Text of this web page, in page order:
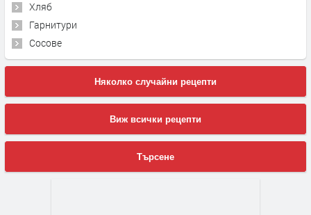
Хляб
Гарнитури
Сосове
Няколко случайни рецепти
Виж всички рецепти
Търсене